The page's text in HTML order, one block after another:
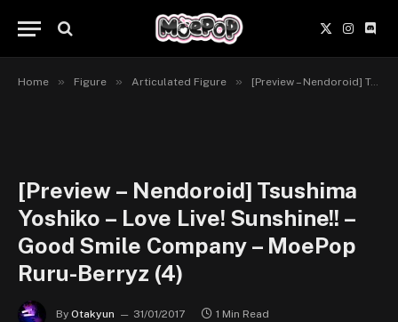
X
(Twitter)
Home » Figure » Articulated Figure » [Preview – Nendoroid] Tsushima Yoshiko – Love Live! Sunshine!! – Good Smile Company
[Preview – Nendoroid] Tsushima
Yoshiko – Love Live! Sunshine!! –
Good Smile Company – MoePop
Ruru-Berryz (4)
By Otakyun 31/01/2017 1 Min Read